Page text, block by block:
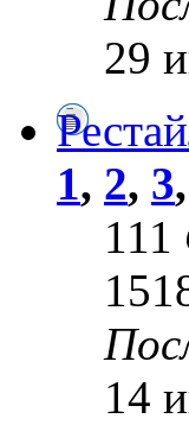
29
1, 2, 3,
111
14